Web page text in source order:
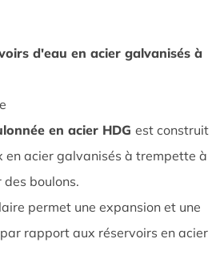
d'eau en acier galvanisés à
en acier HDG est construit
en acier galvanisés à trempette à
boulons.
permet une expansion et une
rapport aux réservoirs en acier